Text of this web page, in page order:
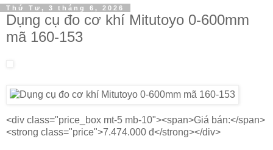
Thứ Tư, 3 tháng 6, 2026
Dụng cụ đo cơ khí Mitutoyo 0-600mm
mã 160-153
<div class="price_box mt-5 mb-10"><span>Giá bán:</span>
<strong class="price">7.474.000 đ</strong></div>